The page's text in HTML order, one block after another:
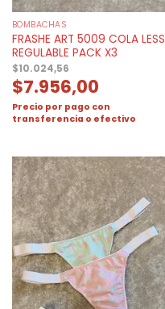
BOMBACHAS
FRASHE ART 5009 COLA LESS
REGULABLE PACK X3
$10.024,56
$7.956,00
Precio por pago con
transferencia o efectivo